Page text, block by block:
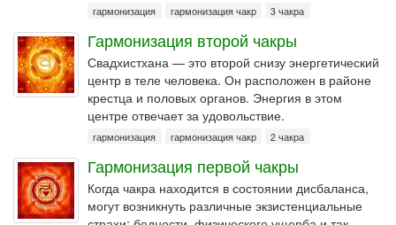
гармонизация гармонизация чакр 3 чакра
Гармонизация второй чакры
Свадхистхана — это второй снизу энергетический
центр в теле человека. Он расположен в районе
крестца и половых органов. Энергия в этом
центре отвечает за удовольствие.
гармонизация гармонизация чакр 2 чакра
Гармонизация первой чакры
Когда чакра находится в состоянии дисбаланса,
могут возникнуть различные экзистенциальные